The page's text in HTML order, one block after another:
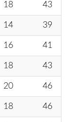
18 43
14 39
16 41
18 43
20 46
18 46